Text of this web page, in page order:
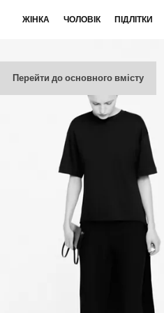
Перейти до основного вмісту
ЖІНКА ЧОЛОВІК ПІДЛІТКИ